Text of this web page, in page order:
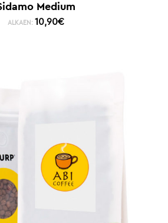
Medium
ALKAEN: 10,90€